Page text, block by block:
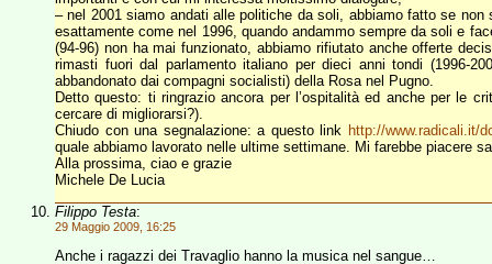
– nel 2001 siamo andati alle politiche da soli, abbiamo fatto se
esattamente come nel 1996, quando andammo sempre da soli e
(94-96) non ha mai funzionato, abbiamo rifiutato anche offerte
rimasti fuori dal parlamento italiano per dieci anni tondi (1996-
abbandonato dai compagni socialisti) della Rosa nel Pugno.
Detto questo: ti ringrazio ancora per l’ospitalità ed anche per le
cercare di migliorarsi?).
Chiudo con una segnalazione: a questo link http://www.radicali.it/
quale abbiamo lavorato nelle ultime settimane. Mi farebbe piacere
Alla prossima, ciao e grazie
Michele De Lucia
Filippo Testa:
29 Maggio 2009, 16:25
Anche i ragazzi dei Travaglio hanno la musica nel sangue…